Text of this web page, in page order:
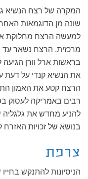
המקרה של רצח הנשיא
שונה מן הדוגמאות
למעשה הרצח מחלוקת
מרכזית. הרצח נשאר עד
בראשות ארל וורן
את הנשיא קנדי על דעת
הרצח קטע את האמון
רבים באמריקה לעסוק
להניע מחדש את
בנושא של זכויות האזרח
צרפת
הניסיונות להתנקש